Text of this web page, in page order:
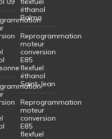
éthanol
Balma
Reprogrammation
moteur
conversion
E85
flexfuel
éthanol
Saint-Jean
Reprogrammation
moteur
conversion
E85
flexfuel